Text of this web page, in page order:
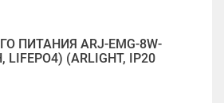
ПИТАНИЯ ARJ-EMG-8W-
LIFEPO4) (ARLIGHT, IP20